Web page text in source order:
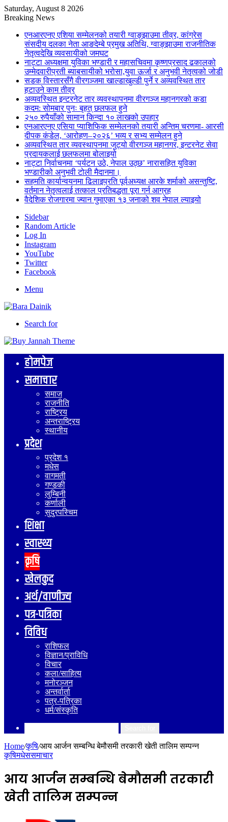
Saturday, August 8 2026
Breaking News
एनआरएनए एशिया सम्मेलनको तयारी ग्वाङ्झाउमा तीव्र, कांग्रेस
संसदीय दलका नेता आङदेम्बे प्रमुख अतिथि, ग्वाङ्झाउमा राजनीतिक
नेतृत्वदेखि व्यवसायीको जमघट
नाट्टा अध्यक्षमा युविका भण्डारी र महासचिवमा कृष्णप्रसाद ढकालको
उम्मेदवारीप्रती ब्याबसायीको भरोसा,युवा ऊर्जा र अनुभवी नेतृत्वको जोडी
सडक विस्तारसँगै वीरगञ्जमा खाल्डाखुल्डी पुर्ने र अव्यवस्थित तार
हटाउने काम तीव्र
अव्यवस्थित इन्टरनेट तार व्यवस्थापनमा वीरगञ्ज महानगरको कडा
कदम: सोमबार पुनः बृहत् छलफल हुने
२५० रुपैयाँको सामान किन्दा १० लाखको उपहार
एनआरएनए एसिया प्याशिफिक सम्मेलनको तयारी अन्तिम चरणमा- आरसी
दीपक कंडेल, ‘आरोहण–२०२६’ भव्य र सभ्य सम्मेलन हुने
अव्यवस्थित तार व्यवस्थापनमा जुट्यो वीरगञ्ज महानगर, इन्टरनेट सेवा
प्रदायकलाई छलफलमा बोलाइयो
नाट्टा निर्वाचनमा ‘पर्यटन उठे, नेपाल उठ्छ’ नारासहित युविका
भण्डारीको अनुभवी टोली मैदानमा।
सहमति कार्यान्वयनमा ढिलाइप्रति पूर्वअध्यक्ष आरके शर्माको असन्तुष्टि,
वर्तमान नेतृत्वलाई तत्काल प्रतिबद्धता पूरा गर्न आग्रह
वैदेशिक रोजगारमा ज्यान गुमाएका १३ जनाको शव नेपाल ल्याइयो
Sidebar
Random Article
Log In
Instagram
YouTube
Twitter
Facebook
Menu
Search for
होमपेज
समाचार
समाज
राजनीति
राष्ट्रिय
अन्तराष्ट्रिय
स्थानीय
प्रदेश
प्रदेश १
मधेस
वागमती
गण्डकी
लुम्बिनी
कर्णाली
सुदुरपस्चिम
शिक्षा
स्वास्थ्य
कृषि
खेलकुद
अर्थ/वाणीज्य
पत्र-पत्रिका
विविध
राशिफल
विज्ञान/प्राविधि
विचार
कला/साहित्य
मनोरञ्जन
अन्तर्वार्ता
पत्र-पत्रिका
धर्म/संस्कृति
Home/कृषि/आय आर्जन सम्बन्धि बेमौसमी तरकारी खेती तालिम सम्पन्न
कृषिमधेससमाचार
आय आर्जन सम्बन्धि बेमौसमी तरकारी
खेती तालिम सम्पन्न